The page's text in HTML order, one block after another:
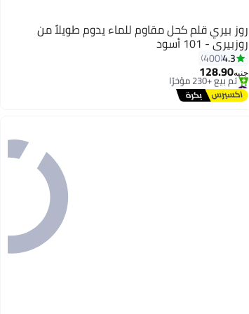
روز بيري قلم كحل مقاوم للماء يدوم طويلاً من
روزبيري - 101 أسود
4.3
400
جنيه128.90
#11 في محدد العيون
توصيل مجاني
تم بيع +230 مؤخرًا